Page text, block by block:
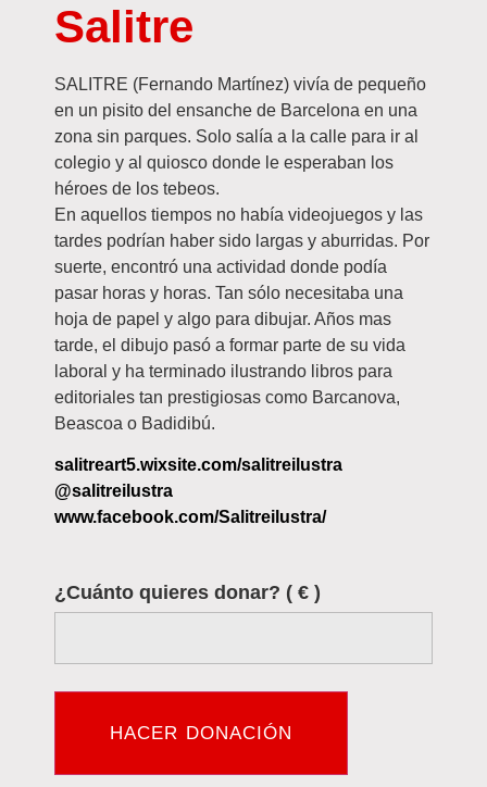
Salitre
SALITRE (Fernando Martínez) vivía de pequeño
en un pisito del ensanche de Barcelona en una
zona sin parques. Solo salía a la calle para ir al
colegio y al quiosco donde le esperaban los
héroes de los tebeos.
En aquellos tiempos no había videojuegos y las
tardes podrían haber sido largas y aburridas. Por
suerte, encontró una actividad donde podía
pasar horas y horas. Tan sólo necesitaba una
hoja de papel y algo para dibujar. Años mas
tarde, el dibujo pasó a formar parte de su vida
laboral y ha terminado ilustrando libros para
editoriales tan prestigiosas como Barcanova,
Beascoa o Badidibú.
salitreart5.wixsite.com/salitreilustra
@salitreilustra
www.facebook.com/Salitreilustra/
¿Cuánto quieres donar? ( € )
HACER DONACIÓN